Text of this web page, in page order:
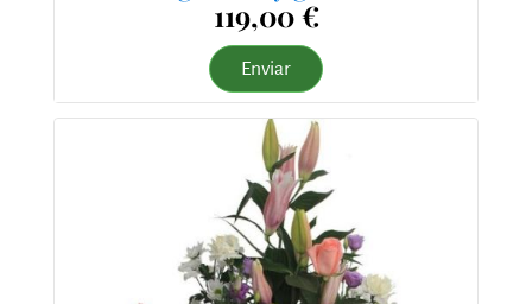
119,00 €
Enviar